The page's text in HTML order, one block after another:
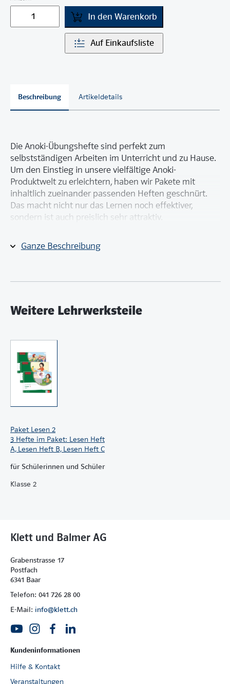
In den Warenkorb
Auf Einkaufsliste
Beschreibung Artikeldetails
Ganze Beschreibung
Die Anoki-Übungshefte sind perfekt zum
selbstständigen Arbeiten im Unterricht und zu Hause.
Um den Einstieg in unsere vielfältige Anoki-
Produktwelt zu erleichtern, haben wir Pakete mit
inhaltlich zueinander passenden Heften geschnürt.
Das macht nicht nur das Lernen noch effektiver,
sondern ist auch preislich sehr attraktiv.
Paketinhalt
Weitere Lehrwerksteile
Paket Lesen 2
3 Hefte im Paket: Lesen Heft
A, Lesen Heft B, Lesen Heft C
für Schülerinnen und Schüler
Klasse 2
Klett und Balmer AG
Grabenstrasse 17
Postfach
6341 Baar
Telefon: 041 726 28 00
E-Mail: info@klett.ch
Kundeninformationen
Hilfe & Kontakt
Veranstaltungen